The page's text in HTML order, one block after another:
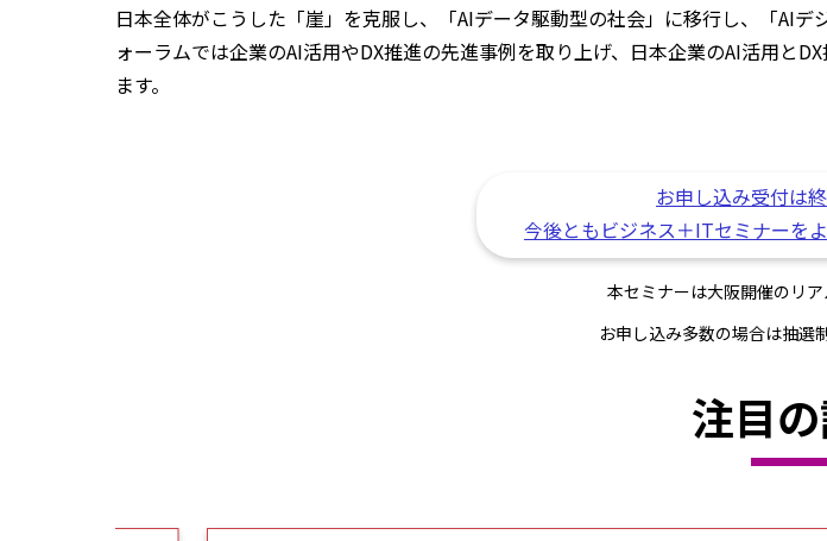
日本全体がこうした「崖」を克服し、「AIデータ駆動型の社会」に移行し、「AI
ォーラムでは企業のAI活用やDX推進の先進事例を取り上げ、日本企業のAI活用と
ます。
お申し込み受付は
今後ともビジネス＋ITセミナーを
本セミナーは大阪開催のリ
お申し込み多数の場合は抽選
注目